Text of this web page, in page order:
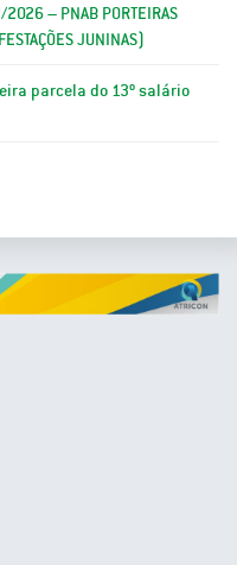
2026 – PNAB PORTEIRAS
JUNINAS)
parcela do 13º salário